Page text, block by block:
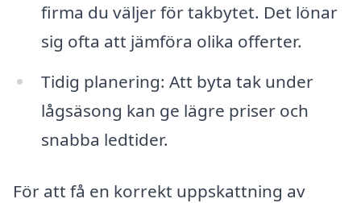
firma du väljer för takbytet. Det lönar
sig ofta att jämföra olika offerter.
Tidig planering: Att byta tak under
lågsäsong kan ge lägre priser och
snabba ledtider.
För att få en korrekt uppskattning av